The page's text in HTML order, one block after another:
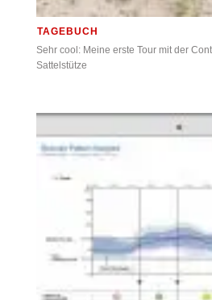
TAGEBUCH
Sehr cool: Meine erste Tour mit der
Sattelstütze